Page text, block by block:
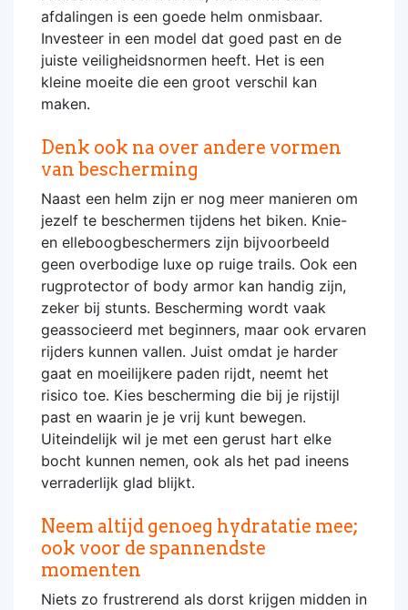
afdalingen is een goede helm onmisbaar.
Investeer in een model dat goed past en de
juiste veiligheidsnormen heeft. Het is een
kleine moeite die een groot verschil kan
maken.
Denk ook na over andere vormen
van bescherming
Naast een helm zijn er nog meer manieren om
jezelf te beschermen tijdens het biken. Knie-
en elleboogbeschermers zijn bijvoorbeeld
geen overbodige luxe op ruige trails. Ook een
rugprotector of body armor kan handig zijn,
zeker bij stunts. Bescherming wordt vaak
geassocieerd met beginners, maar ook ervaren
rijders kunnen vallen. Juist omdat je harder
gaat en moeilijkere paden rijdt, neemt het
risico toe. Kies bescherming die bij je rijstijl
past en waarin je je vrij kunt bewegen.
Uiteindelijk wil je met een gerust hart elke
bocht kunnen nemen, ook als het pad ineens
verraderlijk glad blijkt.
Neem altijd genoeg hydratatie mee;
ook voor de spannendste
momenten
Niets zo frustrerend als dorst krijgen midden in